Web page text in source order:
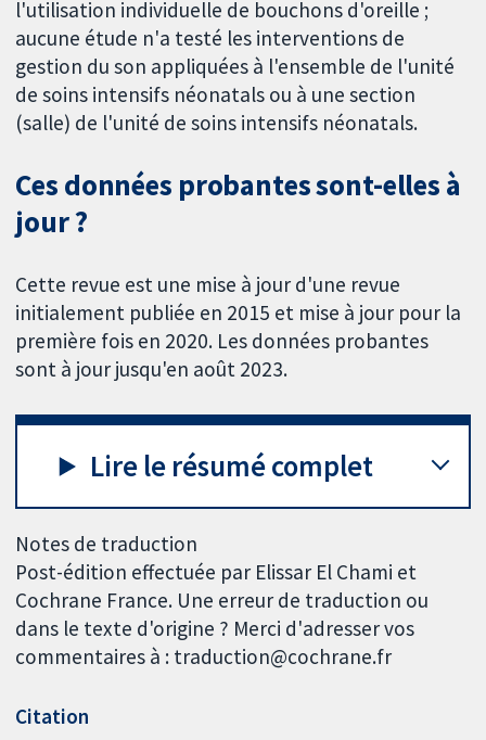
l'utilisation individuelle de bouchons d'oreille ;
aucune étude n'a testé les interventions de
gestion du son appliquées à l'ensemble de l'unité
de soins intensifs néonatals ou à une section
(salle) de l'unité de soins intensifs néonatals.
Ces données probantes sont-elles à
jour ?
Cette revue est une mise à jour d'une revue
initialement publiée en 2015 et mise à jour pour la
première fois en 2020. Les données probantes
sont à jour jusqu'en août 2023.
Lire le résumé complet
Notes de traduction
Post-édition effectuée par Elissar El Chami et
Cochrane France. Une erreur de traduction ou
dans le texte d'origine ? Merci d'adresser vos
commentaires à : traduction@cochrane.fr
Citation